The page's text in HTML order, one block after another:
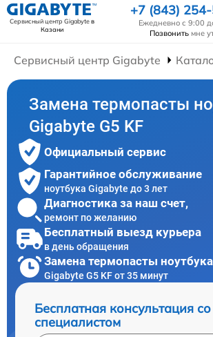
Сервисный центр Gigabyteв
Казани
+7 (843)
Ежедневно с 9:00
Позвонить мне
Сервисный центр Gigabyte
Замена термопасты
Gigabyte G5 KF
Официальный сервис
Гарантийное обслуживание
ноутбука Gigabyte до 3 лет
Диагностика за наш счет,
ремонт по желанию
Бесплатный выезд курьера
в день обращения
Замена термопасты ноутбука
Gigabyte G5 KF от 35 минут
Бесплатная консультация со
специалистом